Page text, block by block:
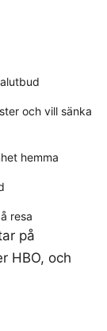
och vill sänka
hemma
resa
på
HBO, och